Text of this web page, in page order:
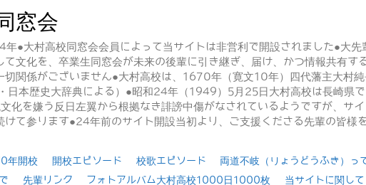
窓会
大村高校同窓会会員によって当サイトは非営利で開設されました●大先
文化を、卒業生同窓会が未来の後輩に引き継ぎ、届け、かつ情報共有す
関係がございません●大村高校は、1670年（寛文10年）四代藩主大村
日本歴史大辞典による）●昭和24年（1949）5月25日大村高校は長崎県
化を嫌う反日左翼から根拠なき誹謗中傷がなされているようですが、サ
て参ります●24年前のサイト開設当初より、ご支援くださる先輩の皆様
年開校 開校エピソード 校歌エピソード 両道不岐（りょうどうふき）っ
先輩リンク フォトアルバム大村高校1000日1000枚 当サイトに関